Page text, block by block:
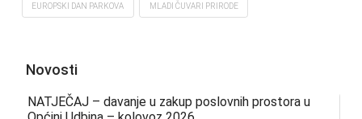
EUROPSKI DAN PARKOVA MLADI ČUVARI PRIRODE
Novosti
NATJEČAJ – davanje u zakup poslovnih prostora u